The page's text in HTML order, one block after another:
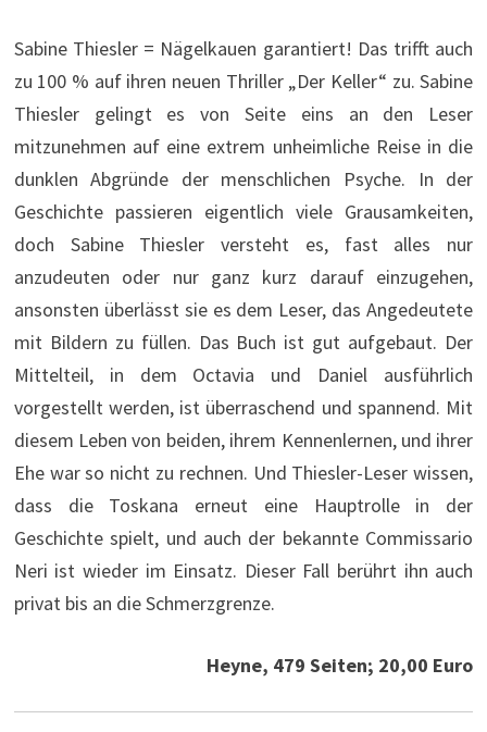
Sabine Thiesler = Nägelkauen garantiert! Das trifft auch
zu 100 % auf ihren neuen Thriller „Der Keller“ zu. Sabine
Thiesler gelingt es von Seite eins an den Leser
mitzunehmen auf eine extrem unheimliche Reise in die
dunklen Abgründe der menschlichen Psyche. In der
Geschichte passieren eigentlich viele Grausamkeiten,
doch Sabine Thiesler versteht es, fast alles nur
anzudeuten oder nur ganz kurz darauf einzugehen,
ansonsten überlässt sie es dem Leser, das Angedeutete
mit Bildern zu füllen. Das Buch ist gut aufgebaut. Der
Mittelteil, in dem Octavia und Daniel ausführlich
vorgestellt werden, ist überraschend und spannend. Mit
diesem Leben von beiden, ihrem Kennenlernen, und ihrer
Ehe war so nicht zu rechnen. Und Thiesler-Leser wissen,
dass die Toskana erneut eine Hauptrolle in der
Geschichte spielt, und auch der bekannte Commissario
Neri ist wieder im Einsatz. Dieser Fall berührt ihn auch
privat bis an die Schmerzgrenze.
Heyne, 479 Seiten; 20,00 Euro